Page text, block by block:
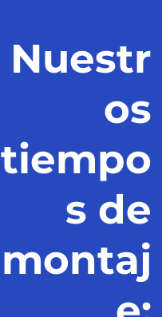
Nuestr
os
tiempo
s de
montaj